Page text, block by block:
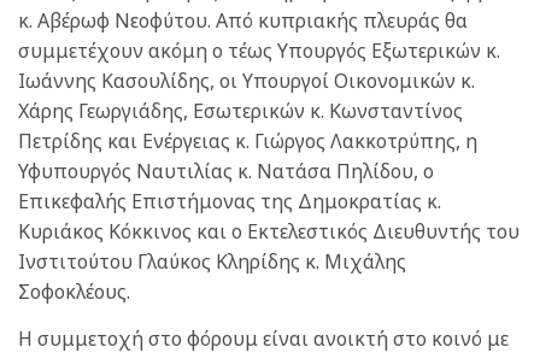
κ. Αβέρωφ Νεοφύτου. Από κυπριακής πλευράς θα
συμμετέχουν ακόμη ο τέως Υπουργός Εξωτερικών κ.
Ιωάννης Κασουλίδης, οι Υπουργοί Οικονομικών κ.
Χάρης Γεωργιάδης, Εσωτερικών κ. Κωνσταντίνος
Πετρίδης και Ενέργειας κ. Γιώργος Λακκοτρύπης, η
Υφυπουργός Ναυτιλίας κ. Νατάσα Πηλίδου, ο
Επικεφαλής Επιστήμονας της Δημοκρατίας κ.
Κυριάκος Κόκκινος και ο Εκτελεστικός Διευθυντής του
Ινστιτούτου Γλαύκος Κληρίδης κ. Μιχάλης
Σοφοκλέους.
Η συμμετοχή στο φόρουμ είναι ανοικτή στο κοινό με